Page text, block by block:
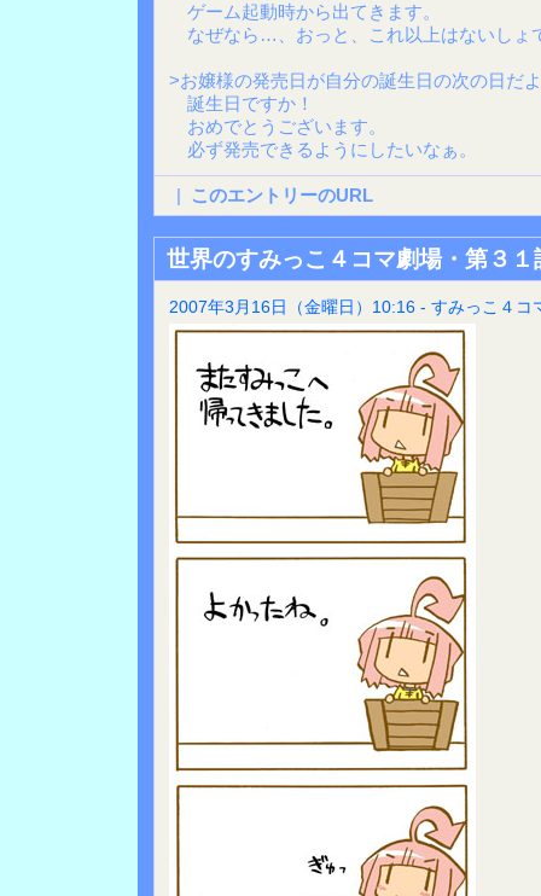
ゲーム起動時から出てきます。
なぜなら…、おっと、これ以上はないしょ
>お嬢様の発売日が自分の誕生日の次の日だ
誕生日ですか！
おめでとうございます。
必ず発売できるようにしたいなぁ。
| このエントリーのURL
世界のすみっこ４コマ劇場・第３
2007年3月16日（金曜日）10:16 - すみっこ４コ